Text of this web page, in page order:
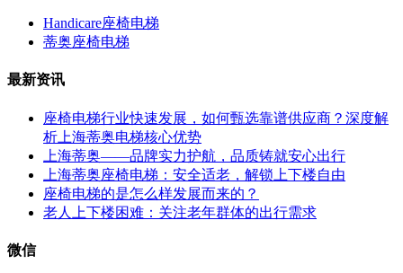
Handicare座椅电梯
蒂奥座椅电梯
最新资讯
座椅电梯行业快速发展，如何甄选靠谱供应商？深度解
析上海蒂奥电梯核心优势
上海蒂奥——品牌实力护航，品质铸就安心出行
上海蒂奥座椅电梯：安全适老，解锁上下楼自由
座椅电梯的是怎么样发展而来的？
老人上下楼困难：关注老年群体的出行需求
微信